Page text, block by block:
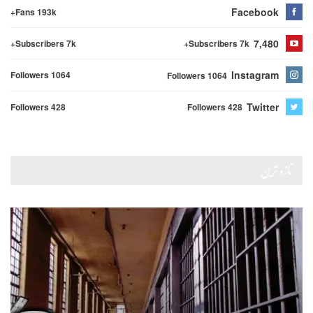
Facebook
Fans 193k+
7,480
Subscribers 7k+
Subscribers 7k+
Instagram
Followers 1064
Followers 1064
Twitter
Followers 428
Followers 428